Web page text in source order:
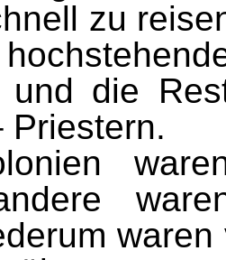
zu
und die
Priestern.